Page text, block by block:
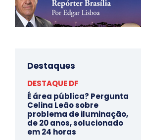
Destaques
DESTAQUE DF
É área pública? Pergunta
Celina Leão sobre
problema de iluminação,
de 20 anos, solucionado
em 24 horas